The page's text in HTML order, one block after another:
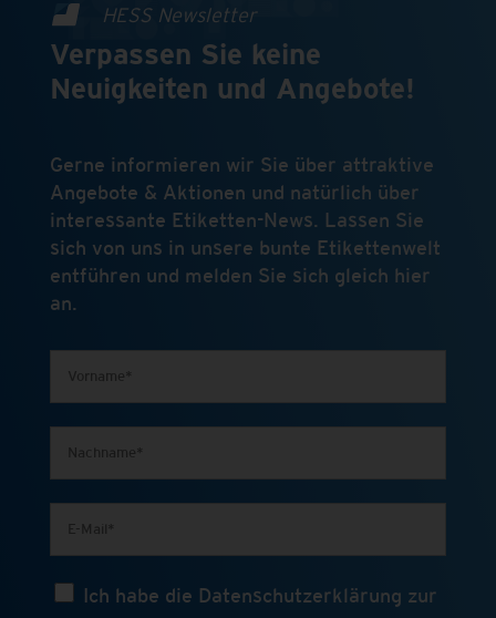
HESS Newsletter
Verpassen Sie keine
Neuigkeiten und Angebote!
Gerne informieren wir Sie über attraktive
Angebote & Aktionen und natürlich über
interessante Etiketten-News. Lassen Sie
sich von uns in unsere bunte Etikettenwelt
entführen und melden Sie sich gleich hier
an.
Ich habe die Datenschutzerklärung zur